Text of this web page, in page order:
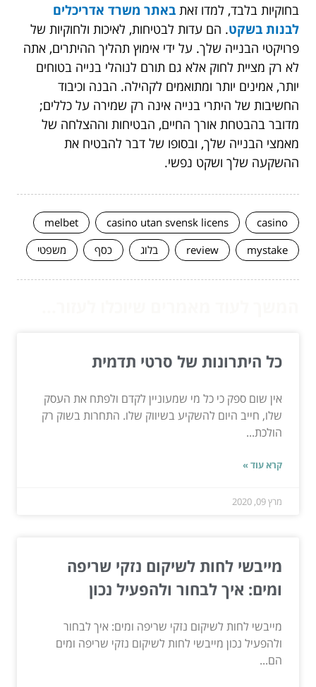
בחוקיות בלבד, למדו זאת באתר משרד אדריכלים
לבנות בשקט. הם עדות לבטיחות, לאיכות ולחוקיות של
פרויקטי הבנייה שלך. על ידי אימוץ תהליך ההיתרים, אתה
לא רק מציית לחוק אלא גם תורם לנוהלי בנייה בטוחים
יותר, אמינים יותר ומתואמים לקהילה. הבנה וכיבוד
החשיבות של היתרי בנייה אינה רק שמירה על כללים;
מדובר בהבטחת אורך החיים, הבטיחות וההצלחה של
מאמצי הבנייה שלך, ובסופו של דבר להבטיח את
ההשקעה שלך ושקט נפשי.
casino
casino utan svensk licens
melbet
mystake
review בלוג כסף משפטי
כל היתרונות של סרטי תדמית
אין שום ספק כי כל מי שמעוניין לקדם ולפתח את העסק
שלו, חייב היום להשקיע בשיווק שלו. התחרות בשוק רק
הולכת...
קרא עוד »
מרץ 09, 2020
מייבשי לחות לשיקום נזקי שריפה
ומים: איך לבחור ולהפעיל נכון
מייבשי לחות לשיקום נזקי שריפה ומים: איך לבחור
ולהפעיל נכון מייבשי לחות לשיקום נזקי שריפה ומים
הם...